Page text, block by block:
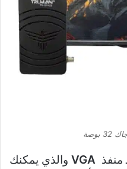
بوصة
منفذ
والذي يمكنك